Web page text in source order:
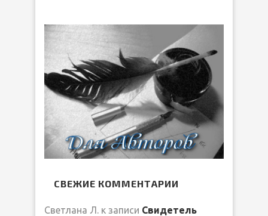
СВЕЖИЕ КОММЕНТАРИИ
Светлана Л. к записи Свидетель